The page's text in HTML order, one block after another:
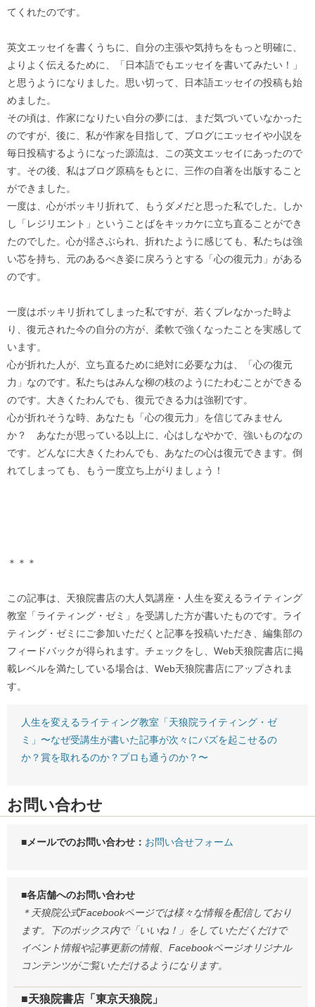
てくれたのです。
英文エッセイを書くうちに、自分の主張や気持ちをもっと明確に、
よりよく伝えるために、「日本語でもエッセイを書いてみたい！」
と思うようになりました。思い切って、日本語エッセイの投稿も始
めました。
その頃は、作家になりたい自分の夢には、まだ気づいていなかった
のですが、後に、私が作家を目指して、ブログにエッセイや小説を
毎日投稿するようになった源流は、この英文エッセイにあったので
す。その後、私はブログ原稿をもとに、三作の自著を出版すること
ができました。
一度は、心がボッキリ折れて、もうダメだと思った私でした。しか
し「レジリエント」ということばをキッカケに立ち直ることができ
たのでした。心が揺さぶられ、折れたように感じても、私たちは強
い芯を持ち、元のあるべき姿に戻ろうとする「心の復元力」がある
のです。
一度はボッキリ折れてしまった私ですが、若くブレなかった時よ
り、復元された今の自分の方が、柔軟で強くなったことを実感して
います。
心が折れた人が、立ち直るために絶対に必要な力は、「心の復元
力」なのです。私たちはみんな柳の枝のようにたわむことができる
のです。大きくたわんでも、復元できる力は強靭です。
心が折れそうな時、あなたも「心の復元力」を信じてみません
か？ あなたが思っている以上に、心はしなやかで、強いものなの
です。どんなに大きくたわんでも、あなたの心は復元できます。倒
れてしまっても、もう一度立ち上がりましょう！
＊＊＊
この記事は、天狼院書店の大人気講座・人生を変えるライティング
教室「ライティング・ゼミ」を受講した方が書いたものです。ライ
ティング・ゼミにご参加いただくと記事を投稿いただき、編集部の
フィードバックが得られます。チェックをし、Web天狼院書店に掲
載レベルを満たしている場合は、Web天狼院書店にアップされま
す。
人生を変えるライティング教室「天狼院ライティング・ゼ
ミ」〜なぜ受講生が書いた記事が次々にバズを起こせるの
か？賞を取れるのか？プロも通うのか？〜
お問い合わせ
■メールでのお問い合わせ： お問い合せフォーム
■各店舗へのお問い合わせ
＊天狼院公式Facebookページでは様々な情報を配信しており
ます。下のボックス内で「いいね！」をしていただくだけで
イベント情報や記事更新の情報、Facebookページオリジナル
コンテンツがご覧いただけるようになります。
■天狼院書店「東京天狼院」